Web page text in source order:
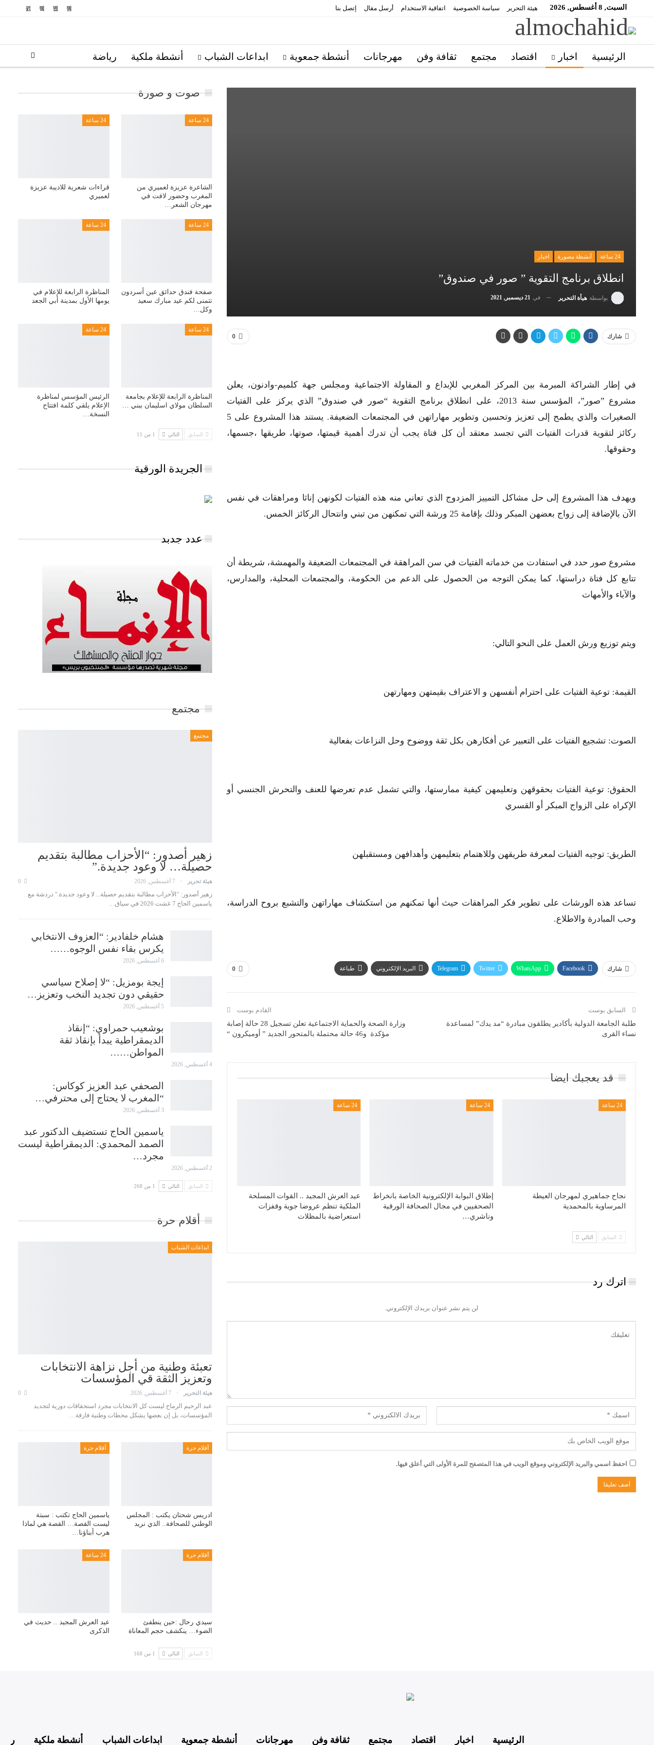
السبت, 8 أغسطس, 2026 هيئة التحرير سياسة الخصوصية اتفاقية الاستخدام أرسل مقال إتصل بنا
الرئيسية اخبار اقتصاد مجتمع ثقافة وفن مهرجانات أنشطة جمعوية ابداعات الشباب أنشطة ملكية رياضة
24 ساعة أنشطة مصورة اخبار
انطلاق برنامج التقوية ” صور في صندوق”
بواسطة هيأة التحرير في 21 ديسمبر, 2021
0 شارك
في إطار الشراكة المبرمة بين المركز المغربي للإبداع و المقاولة الاجتماعية ومجلس جهة كلميم-وادنون، يعلن
مشروع ”صور”، المؤسس سنة 2013، على انطلاق برنامج التقوية “صور في صندوق” الذي يركز على الفتيات
الصغيرات والذي يطمح إلى تعزيز وتحسين وتطوير مهاراتهن في المجتمعات الضعيفة. يستند هذا المشروع على 5
ركائز لتقوية قدرات الفتيات التي تجسد معتقد أن كل فتاة يجب أن تدرك أهمية قيمتها، صوتها، طريقها ،جسمها،
وحقوقها.
ويهدف هذا المشروع إلى حل مشاكل التمييز المزدوج الذي تعاني منه هذه الفتيات لكونهن إناثا ومراهقات في نفس
الآن بالإضافة إلى زواج بعضهن المبكر وذلك بإقامة 25 ورشة التي تمكنهن من تبني وانتحال الركائز الخمس.
مشروع صور حدد في استفادت من خدماته الفتيات في سن المراهقة في المجتمعات الضعيفة والمهمشة، شريطة أن
تتابع كل فتاة دراستها، كما يمكن التوجه من الحصول على الدعم من الحكومة، والمجتمعات المحلية، والمدارس،
والآباء والأمهات
ويتم توزيع ورش العمل على النحو التالي:
القيمة: توعية الفتيات على احترام أنفسهن و الاعتراف بقيمتهن ومهارتهن
الصوت: تشجيع الفتيات على التعبير عن أفكارهن بكل ثقة ووضوح وحل النزاعات بفعالية
الحقوق: توعية الفتيات بحقوقهن وتعليمهن كيفية ممارستها، والتي تشمل عدم تعرضها للعنف والتحرش الجنسي أو
الإكراه على الزواج المبكر أو القسري
الطريق: توجيه الفتيات لمعرفة طريقهن وللاهتمام بتعليمهن وأهدافهن ومستقبلهن
تساعد هذه الورشات على تطوير فكر المراهقات حيث أنها تمكنهم من استكشاف مهاراتهن والتشبع بروح الدراسة،
وحب المبادرة والاطلاع.
0 شارك Facebook
WhatsApp
Twitter
Telegram البريد الإلكتروني طباعة
السابق بوست
طلبة الجامعة الدولية بأكادير يطلقون مبادرة “مد يدك” لمساعدة
نساء القرى
القادم بوست
وزارة الصحة والحماية الاجتماعية تعلن تسجيل 28 حالة إصابة
مؤكدة و46 حالة محتملة بالمتحور الجديد ” أوميكرون “
قد يعجبك ايضا
24 ساعة
نجاح جماهيري لمهرجان العيطة
المرساوية بالمحمدية
24 ساعة
إطلاق البوابة الإلكترونية الخاصة بانخراط
الصحفيين في مجال الصحافة الورقية
وناشري…
24 ساعة
عيد العرش المجيد .. القوات المسلحة
الملكية تنظم عروضا جوية وقفزات
استعراضية بالمظلات
السابق التالي
اترك رد
لن يتم نشر عنوان بريدك الإلكتروني.
احفظ اسمي والبريد الإلكتروني وموقع الويب في هذا المتصفح للمرة الأولى التي أعلق فيها.
صوت و صورة
24 ساعة
الشاعرة عزيزة لعميري من
المغرب وحضور لافت في
مهرجان الشعر…
24 ساعة
قراءات شعرية للاديبة عزيزة
لعميري
24 ساعة
صفحة فندق حدائق عين أسردون
تتمنى لكم عيد مبارك سعيد
وكل…
24 ساعة
المناظرة الرابعة للإعلام في
يومها الأول بمدينة أبي الجعد
24 ساعة
المناظرة الرابعة للإعلام بجامعة
السلطان مولاي اسليمان ببني …
24 ساعة
الرئيس المؤسس لمناظرة
الإعلام يلقي كلمة افتتاح
النسخة…
السابق التالي 1 من 11
الجريدة الورقية
عدد جدبد
مجتمع
مجتمع
زهير أصدور: “الأحزاب مطالبة بتقديم
حصيلة… لا وعود جديدة.”
هيئة تحرير 7 أغسطس, 2026
زهير أصدور: "الأحزاب مطالبة بتقديم حصيلة... لا وعود جديدة." دردشة مع
ياسمين الحاج 7 غشت 2026 في سياق…
هشام خلفادير: “العزوف الانتخابي
يكرس بقاء نفس الوجوه……
6 أغسطس, 2026
إيجة بومزيل: “لا إصلاح سياسي
حقيقي دون تجديد النخب وتعزيز…
5 أغسطس, 2026
بوشعيب حمراوي: “إنقاذ
الديمقراطية يبدأ بإنقاذ ثقة
المواطن……
4 أغسطس, 2026
الصحفي عبد العزيز كوكاس:
“المغرب لا يحتاج إلى محترفي…
3 أغسطس, 2026
ياسمين الحاج تستضيف الدكتور عبد
الصمد المحمدي: الديمقراطية ليست
مجرد…
2 أغسطس, 2026
السابق التالي 1 من 268
أقلام حرة
ابداعات الشباب
تعبئة وطنية من أجل نزاهة الانتخابات
وتعزيز الثقة قي المؤسسات
هيئة التحرير 7 أغسطس, 2026
عبد الرحيم الرماح ليست كل الانتخابات مجرد استحقاقات دورية لتجديد
المؤسسات، بل إن بعضها يشكل محطات وطنية فارقة…
أقلام حرة
ادريس شحتان يكتب : المجلس
الوطني للصحافة.. الذي نريد
أقلام حرة
ياسمين الحاج تكتب : سبتة
ليست القصة… القصة هي لماذا
هرب أبناؤنا…
أقلام حرة
سيدي رحال :حين ينطفئ
الضوء… ينكشف حجم المعاناة
24 ساعة
عيد العرش المجيد .. حديث في
الذكرى
السابق التالي 1 من 168
الرئيسية اخبار اقتصاد مجتمع ثقافة وفن مهرجانات أنشطة جمعوية ابداعات الشباب أنشطة ملكية